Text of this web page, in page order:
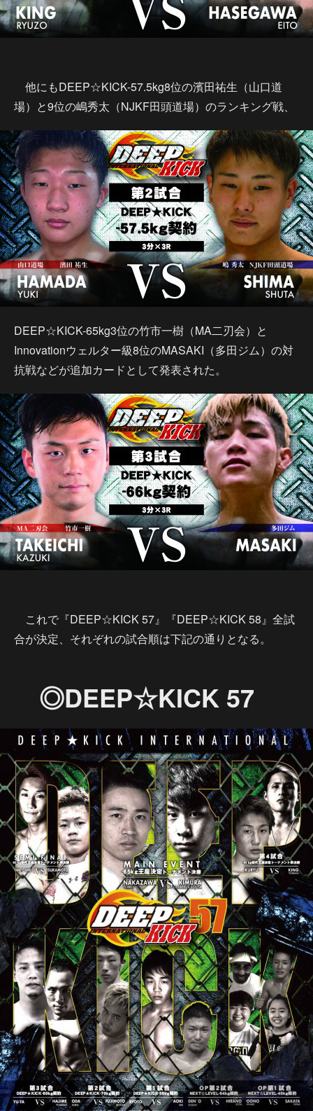
他にもDEEP☆KICK-57.5kg8位の濱田祐生（山口道
場）と9位の嶋秀太（NJKF田頭道場）のランキング戦、
DEEP☆KICK-65kg3位の竹市一樹（MA二刃会）と
Innovationウェルター級8位のMASAKI（多田ジム）の対
抗戦などが追加カードとして発表された。
これで『DEEP☆KICK 57』『DEEP☆KICK 58』全試
合が決定、それぞれの試合順は下記の通りとなる。
◎DEEP☆KICK 57